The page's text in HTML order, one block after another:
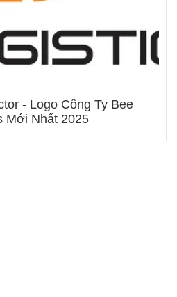
- Logo Công Ty Bee
Mới Nhất 2025